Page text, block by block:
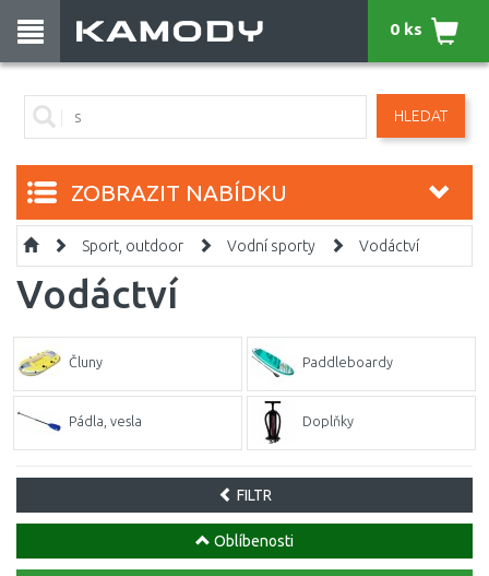
HLEDAT
0 ks
ZOBRAZIT NABÍDKU
Sport, outdoor Vodní sporty Vodáctví
Vodáctví
Čluny Paddleboardy
Pádla, vesla Doplňky
FILTR
Oblíbenosti